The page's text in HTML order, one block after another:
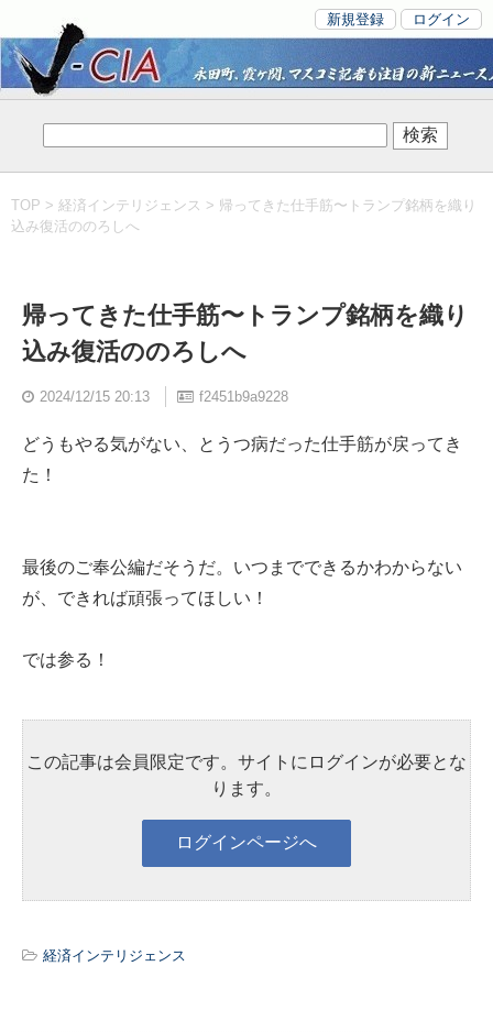
新規登録 ログイン
TOP > 経済インテリジェンス > 帰ってきた仕手筋〜トランプ銘柄を織り
込み復活ののろしへ
帰ってきた仕手筋〜トランプ銘柄を織り
込み復活ののろしへ
2024/12/15 20:13 f2451b9a9228
どうもやる気がない、とうつ病だった仕手筋が戻ってき
た！
最後のご奉公編だそうだ。いつまでできるかわからない
が、できれば頑張ってほしい！
では参る！
この記事は会員限定です。サイトにログインが必要とな
ります。
経済インテリジェンス